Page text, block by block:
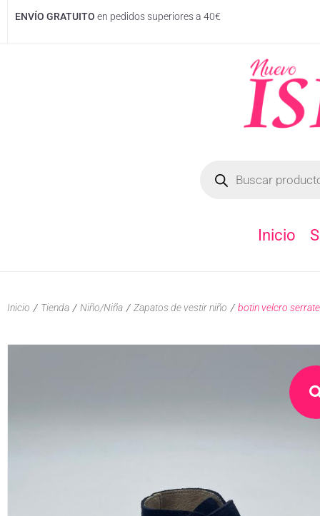
ENVÍO GRATUITO en pedidos superiores a 40€
Inicio
Inicio / Tienda / Niño/Niña / Zapatos de vestir niño / botin velcro